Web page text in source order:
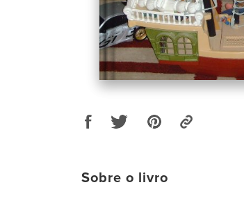
Sobre o livro